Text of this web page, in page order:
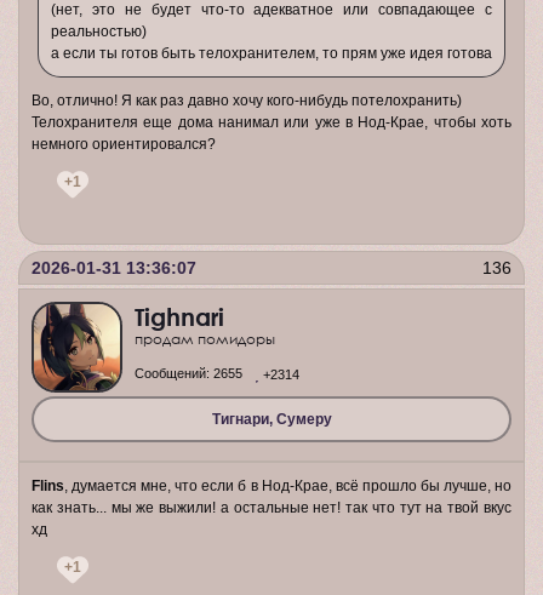
(нет, это не будет что-то адекватное или совпадающее с
реальностью)
а если ты готов быть телохранителем, то прям уже идея готова
Во, отлично! Я как раз давно хочу кого-нибудь потелохранить)
Телохранителя еще дома нанимал или уже в Нод-Крае, чтобы хоть
немного ориентировался?
+1
136
2026-01-31 13:36:07
Tighnari
продам помидоры
Тигнари, Сумеру
Сообщений: 2655 +2314
Flins, думается мне, что если б в Нод-Крае, всё прошло бы лучше, но
как знать... мы же выжили! а остальные нет! так что тут на твой вкус
хд
+1